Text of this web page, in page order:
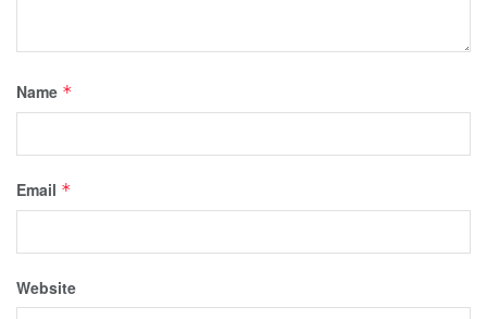
Name *
Email *
Website